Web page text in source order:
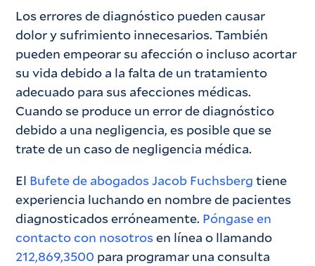
Los errores de diagnóstico pueden causar
dolor y sufrimiento innecesarios. También
pueden empeorar su afección o incluso acortar
su vida debido a la falta de un tratamiento
adecuado para sus afecciones médicas.
Cuando se produce un error de diagnóstico
debido a una negligencia, es posible que se
trate de un caso de negligencia médica.
El Bufete de abogados Jacob Fuchsberg tiene
experiencia luchando en nombre de pacientes
diagnosticados erróneamente. Póngase en
contacto con nosotrosen línea o llamando
212,869,3500 para programar una consulta